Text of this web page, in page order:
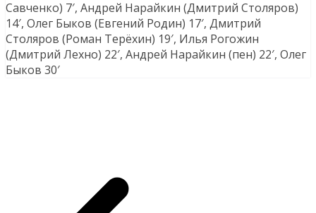
Савченко) 7′, Андрей Нарайкин (Дмитрий Столяров)
14′, Олег Быков (Евгений Родин) 17′, Дмитрий
Столяров (Роман Терёхин) 19′, Илья Рогожин
(Дмитрий Лехно) 22′, Андрей Нарайкин (пен) 22′, Олег
Быков 30′